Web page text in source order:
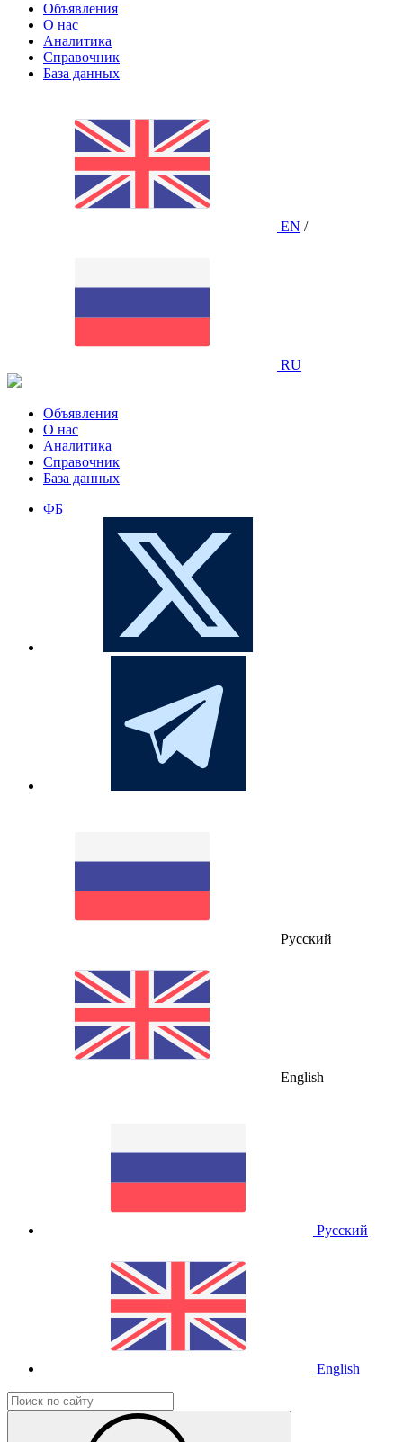
Объявления
О нас
Аналитика
Справочник
База данных
EN /
RU
Объявления
О нас
Аналитика
Справочник
База данных
ФБ
Русский
English
Русский
English